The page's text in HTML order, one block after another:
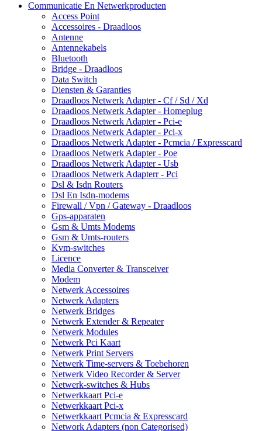
Communicatie En Netwerkproducten
Access Point
Accessoires - Draadloos
Antenne
Antennekabels
Bluetooth
Bridge - Draadloos
Data Switch
Diensten & Garanties
Draadloos Netwerk Adapter - Cf / Sd / Xd
Draadloos Netwerk Adapter - Homeplug
Draadloos Netwerk Adapter - Pci-e
Draadloos Netwerk Adapter - Pci-x
Draadloos Netwerk Adapter - Pcmcia / Expresscard
Draadloos Netwerk Adapter - Poe
Draadloos Netwerk Adapter - Usb
Draadloos Netwerk Adapterr - Pci
Dsl & Isdn Routers
Dsl En Isdn-modems
Firewall / Vpn / Gateway - Draadloos
Gps-apparaten
Gsm & Umts Modems
Gsm & Umts-routers
Kvm-switches
Licence
Media Converter & Transceiver
Modem
Netwerk Accessoires
Netwerk Adapters
Netwerk Bridges
Netwerk Extender & Repeater
Netwerk Modules
Netwerk Pci Kaart
Netwerk Print Servers
Netwerk Time-servers & Toebehoren
Netwerk Video Recorder & Server
Netwerk-switches & Hubs
Netwerkkaart Pci-e
Netwerkkaart Pci-x
Netwerkkaart Pcmcia & Expresscard
Network Adapters (non Categorised)